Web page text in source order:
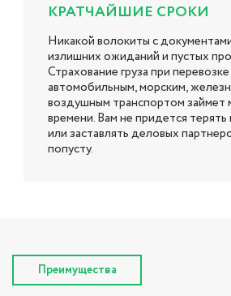
КРАТЧАЙШИЕ СРОКИ
Никакой волокиты с
излишних ожиданий и пустых
Страхование груза при перевозке
автомобильным, морским,
воздушным транспортом займет
времени. Вам не придется терять
или заставлять деловых
попусту.
Преимущества